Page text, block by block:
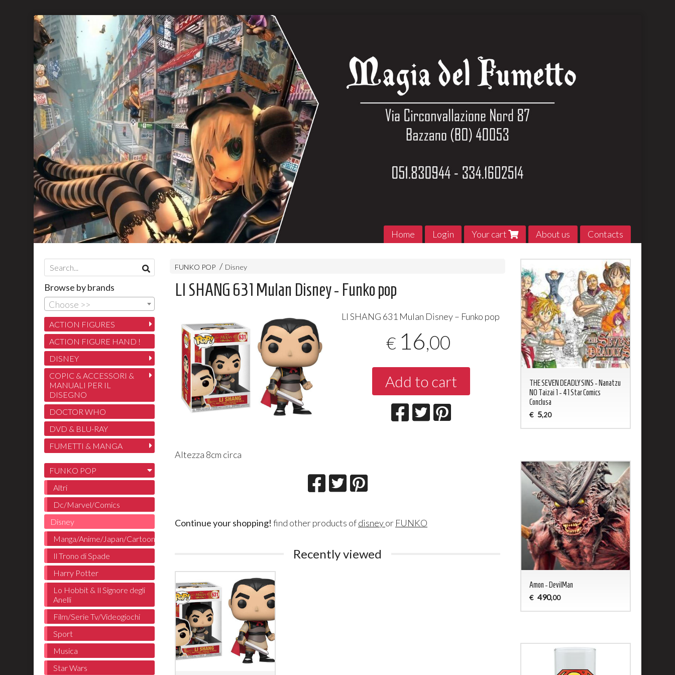
Home Login Your cart About us Contacts
FUNKO POP Disney
LI SHANG 631 Mulan Disney - Funko pop
LISHANG 631 Mulan Disney – Funko pop
€ 16,00
Add to cart
Altezza 8cm circa
Continue your shopping! find other products ofdisneyor FUNKO
Recently viewed
Browse by brands
Choose >>
ACTION FIGURES
ACTION FIGURE HAND !
DISNEY
COPIC & ACCESSORI &
MANUALI PER IL
DISEGNO
DOCTOR WHO
DVD & BLU-RAY
FUMETTI & MANGA
FUNKO POP
Altri
Dc/Marvel/Comics
Disney
Manga/Anime/Japan/Cartoon
Il Trono di Spade
Harry Potter
Lo Hobbit & Il Signore degli
Anelli
Film/Serie Tv/Videogiochi
Sport
Musica
Star Wars
MADE in ABYSS 1- 11 Jpop
THE PROMISED NEVERLAND 1 - 20
€ 5 ,90
THE SEVEN DEADLY SINS - Nanatzu
NO Taizai 1 - 41 Star Comics
Conclusa
€ 5,20
Amon - DevilMan
€ 490,00